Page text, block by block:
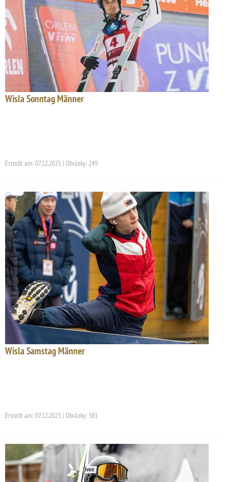
Wisla Sonntag Männer
Erstellt am: 07.12.2025 | Obrázky: 249
Wisla Samstag Männer
Erstellt am: 07.12.2025 | Obrázky: 381